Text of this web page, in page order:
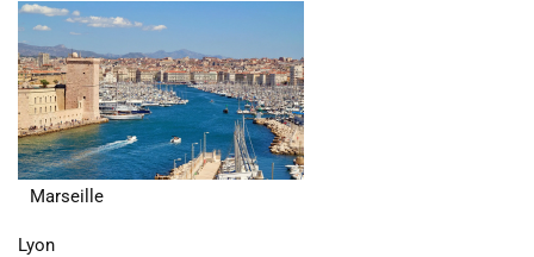
Marseille
Lyon